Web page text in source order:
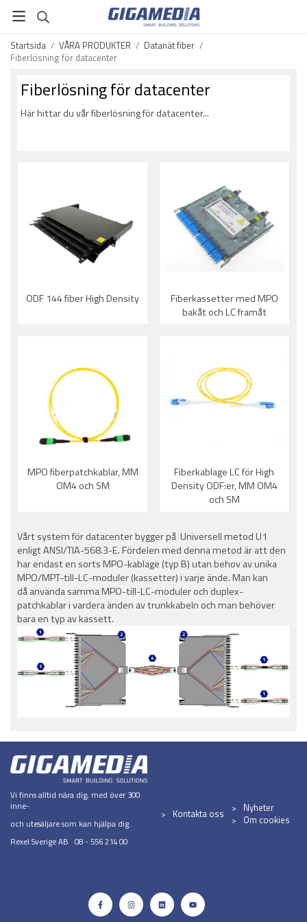
Startsida / VÅRA PRODUKTER / Datanät fiber /
Fiberlösning för datacenter
Fiberlösning för datacenter
Här hittar du vår fiberlösning för datacenter...
ODF 144 fiber High Density
Fiberkassetter med MPO
bakåt och LC framåt
MPO fiberpatchkablar, MM
OM4 och SM
Fiberkablage LC för High
Density ODF:er, MM OM4
och SM
Vårt system för datacenter bygger på Universell metod U1
enligt ANSI/TIA-568.3-E. Fördelen med denna metod är att den
har endast en sorts MPO-kablage (typ B) utan behov av unika
MPO/MPT-till-LC-moduler (kassetter) i varje ände. Man kan
då använda samma MPO-till-LC-moduler och duplex-
patchkablar i vardera änden av trunkkabeln och man behöver
bara en typ av kassett.
Vi finns alltid nära dig, med över 300
inne-
och utesäljare som kan hjälpa dig.
Rexel Sverige AB 08 - 556 214 00
Kontakta oss
Nyheter
Om cookies